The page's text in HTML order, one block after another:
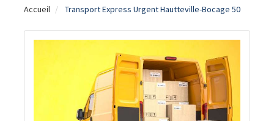
Accueil Transport Express Urgent Hautteville-Bocage 50